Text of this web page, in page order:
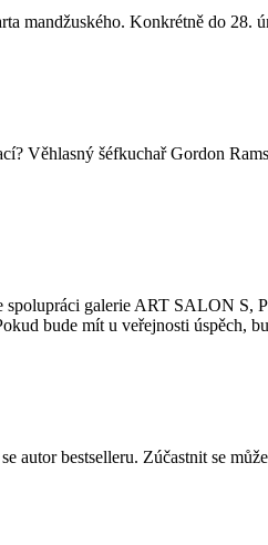
mandžuského. Konkrétně do 28.
Věhlasný šéfkuchař Gordon
galerie ART SALON S,
bude mít u veřejnosti úspěch,
autor bestselleru. Zúčastnit se